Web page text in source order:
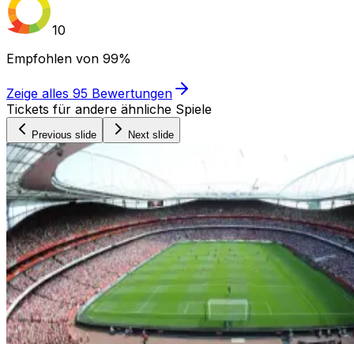
10
Empfohlen von 99%
Zeige alles 95 Bewertungen
Tickets für andere ähnliche Spiele
Previous slide Next slide